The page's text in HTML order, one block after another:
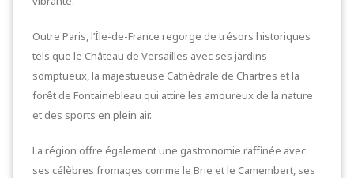
Outre Paris, l’Île-de-France regorge de trésors historiques
tels que le Château de Versailles avec ses jardins
somptueux, la majestueuse Cathédrale de Chartres et la
forêt de Fontainebleau qui attire les amoureux de la nature
et des sports en plein air.
La région offre également une gastronomie raffinée avec
ses célèbres fromages comme le Brie et le Camembert, ses